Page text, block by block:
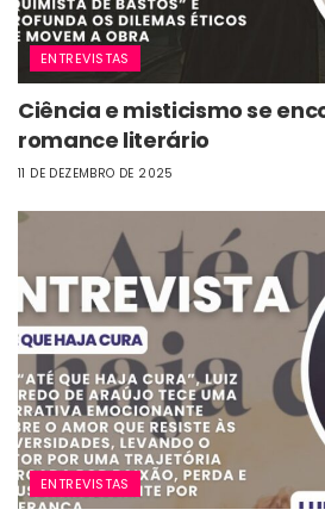
ENTREVISTAS
Ciência e misticismo se
romance literário
11 DE DEZEMBRO DE 2025
ENTREVISTAS